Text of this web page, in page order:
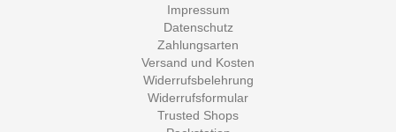
Impressum
Datenschutz
Zahlungsarten
Versand und Kosten
Widerrufsbelehrung
Widerrufsformular
Trusted Shops